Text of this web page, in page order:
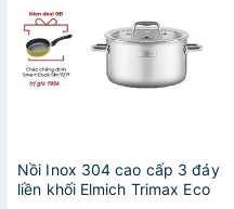
Nồi Inox 304 cao cấp 3 đáy
liền khối Elmich Trimax Eco